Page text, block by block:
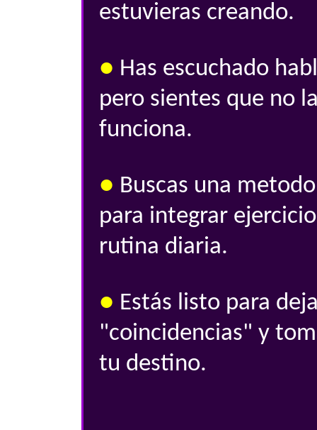
estuvieras creando.
● Has escuchado
pero sientes que no
funciona.
● Buscas una
para integrar
rutina diaria.
● Estás listo para
"coincidencias" y
tu destino.